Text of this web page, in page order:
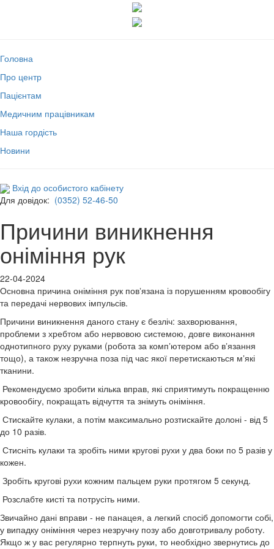
Головна
Про центр
Пацієнтам
Медичним працівникам
Наша гордість
Новини
Вхід до особистого кабінету
Для довідок: (0352) 52-46-50
Причини виникнення
оніміння рук
22-04-2024
Основна причина оніміння рук повʼязана із порушенням кровообігу
та передачі нервових імпульсів.
Причини виникнення даного стану є безліч: захворювання,
проблеми з хребтом або нервовою системою, довге виконання
однотипного руху руками (робота за компʼютером або вʼязання
тощо), а також незручна поза під час якої перетискаються мʼякі
тканини.
Рекомендуємо зробити кілька вправ, які сприятимуть покращенню
кровообігу, покращать відчуття та знімуть оніміння.
Стискайте кулаки, а потім максимально розтискайте долоні - від 5
до 10 разів.
Стисніть кулаки та зробіть ними кругові рухи у два боки по 5 разів у
кожен.
Зробіть кругові рухи кожним пальцем руки протягом 5 секунд.
Розслабте кисті та потрусіть ними.
Звичайно дані вправи - не панацея, а легкий спосіб допомогти собі,
у випадку оніміння через незручну позу або довготривалу роботу.
Якщо ж у вас регулярно терпнуть руки, то необхідно звернутись до